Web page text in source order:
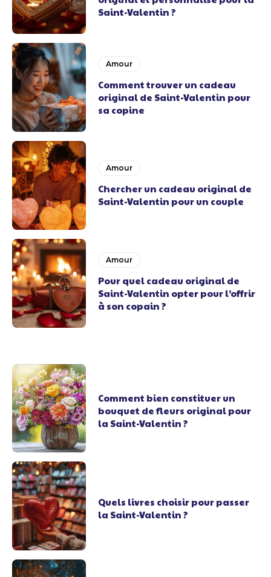
Saint-Valentin ?
Amour
Comment trouver un cadeau
original de Saint-Valentin pour
sa copine
Amour
Chercher un cadeau original de
Saint-Valentin pour un couple
Amour
Pour quel cadeau original de
Saint-Valentin opter pour l’offrir
à son copain ?
Comment bien constituer un
bouquet de fleurs original pour
la Saint-Valentin ?
Quels livres choisir pour passer
la Saint-Valentin ?